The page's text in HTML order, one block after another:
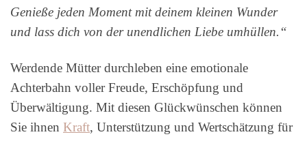
Genieße jeden Moment mit deinem kleinen Wunder
und lass dich von der unendlichen Liebe umhüllen.“
Werdende Mütter durchleben eine emotionale
Achterbahn voller Freude, Erschöpfung und
Überwältigung. Mit diesen Glückwünschen können
Sie ihnen Kraft, Unterstützung und Wertschätzung für